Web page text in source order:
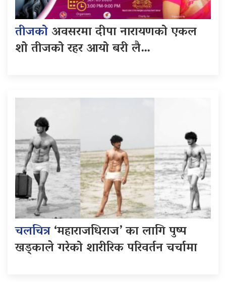
तीजकोअवसरमा दीपा नारायणको एकल
शो तीजको रहर आयो बरी लै…
चलचित्र‘महाराजधिराज’ का लागि पुष्प
खड्काले गरेको शारीरिक परिवर्तन चर्चामा